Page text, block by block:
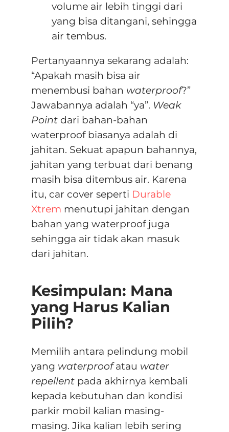
volume air lebih tinggi dari
yang bisa ditangani, sehingga
air tembus.
Pertanyaannya sekarang adalah:
“Apakah masih bisa air
menembusi bahan waterproof?”
Jawabannya adalah “ya”. Weak
Pointdari bahan-bahan
waterproof biasanya adalah di
jahitan. Sekuat apapun bahannya,
jahitan yang terbuat dari benang
masih bisa ditembus air. Karena
itu, car cover seperti Durable
Xtrem menutupi jahitan dengan
bahan yang waterproof juga
sehingga air tidak akan masuk
dari jahitan.
Kesimpulan: Mana
yang Harus Kalian
Pilih?
Memilih antara pelindung mobil
yang waterproofatau water
repellentpada akhirnya kembali
kepada kebutuhan dan kondisi
parkir mobil kalian masing-
masing. Jika kalian lebih sering